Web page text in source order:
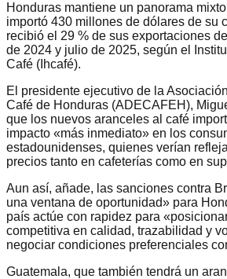
Honduras mantiene un panorama
importó 430 millones de dólares de su
recibió el 29 % de sus exportaciones
de 2024 y julio de 2025, según el
Café (Ihcafé).
El presidente ejecutivo de la
Café de Honduras (ADECAFEH),
que los nuevos aranceles al café
impacto «más inmediato» en los
estadounidenses, quienes verían
precios tanto en cafeterías como en
Aun así, añade, las sanciones contra
una ventana de oportunidad» para
país actúe con rapidez para
competitiva en calidad, trazabilidad y
negociar condiciones preferenciales
Guatemala, que también tendrá un